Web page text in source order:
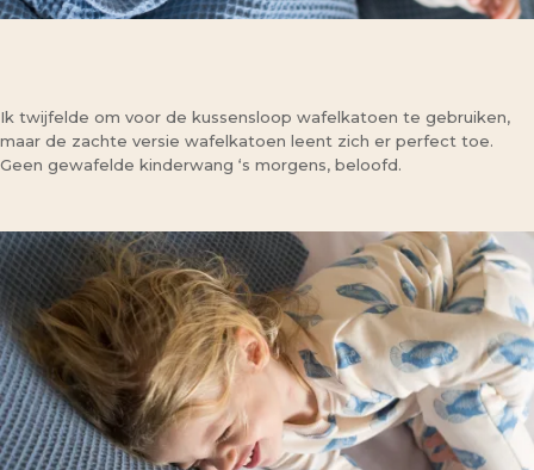
Ik twijfelde om voor de kussensloop wafelkatoen te gebruiken,
maar de zachte versie wafelkatoen leent zich er perfect toe.
Geen gewafelde kinderwang ‘s morgens, beloofd.